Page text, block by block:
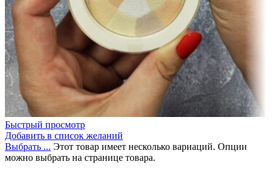
Быстрый просмотр
Добавить в список желаний
Выбрать ... Этот товар имеет несколько вариаций. Опции
можно выбрать на странице товара.